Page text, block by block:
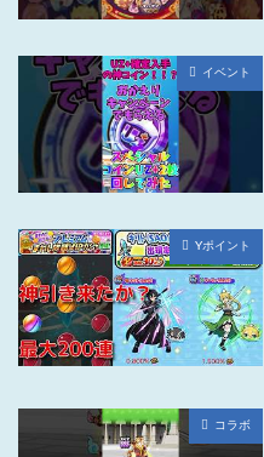
イベント
Yポイント
コラボ